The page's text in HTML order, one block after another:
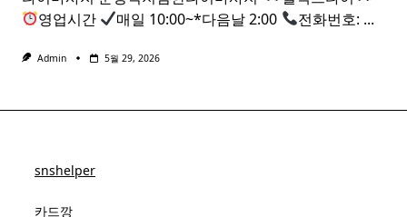
영업시간
매일 10:00~*다음날 2:00 전화번호: ...
Admin 5월 29, 2026
snshelper
카드깡